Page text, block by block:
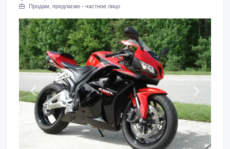
Продам, предлагаю - частное лицо